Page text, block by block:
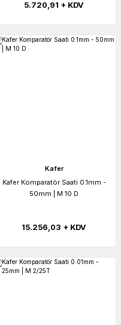
5.720,91 + KDV
Kafer
Kafer Komparatör Saati 0.1mm -
50mm | M 10 D
15.256,03 + KDV